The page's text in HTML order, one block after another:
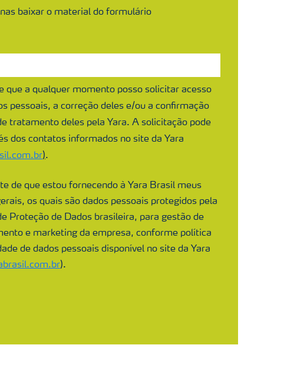
baixar o material do formulário
que a qualquer momento posso solicitar acesso
pessoais, a correção deles e/ou a confirmação
tratamento deles pela Yara. A solicitação pode
dos contatos informados no site da Yara
).
de que estou fornecendo à Yara Brasil meus
os quais são dados pessoais protegidos pela
Proteção de Dados brasileira, para gestão de
e marketing da empresa, conforme política
de dados pessoais disponível no site da Yara
).